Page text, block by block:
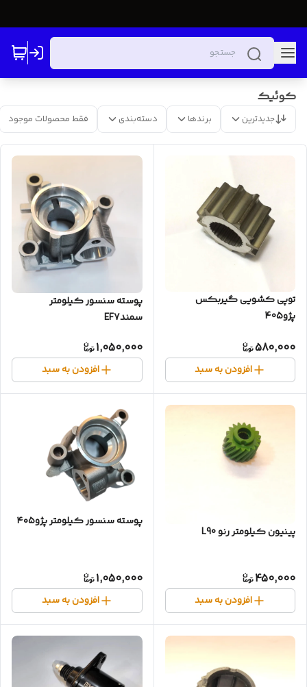
کوئیک
جدیدترین برندها دسته‌بندی فقط محصولات موجود
توپی کشویی گیربکس
پژو405
580,000
افزودن به سبد
پوسته سنسور کیلومتر
سمندEF7
1,050,000
افزودن به سبد
پینیون کیلومتر رنو L90
450,000
افزودن به سبد
پوسته سنسور کیلومتر پژو۴۰۵
1,050,000
افزودن به سبد